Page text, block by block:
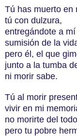
Tú has muerto en
tú con dulzura,
entregándote a
sumisión de la
pero él, el que
junto a la tumba
ni morir sabe.
Tú al morir
vivir en mi
no morirte del
pero tu pobre